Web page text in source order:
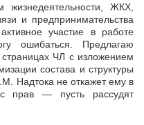
жизнедеятельности, ЖКХ,
и предпринимательства
участие в работе
ошибаться. Предлагаю
ЧЛ с изложением
состава и структуры
Надтока не откажет ему в
прав — пусть рассудят